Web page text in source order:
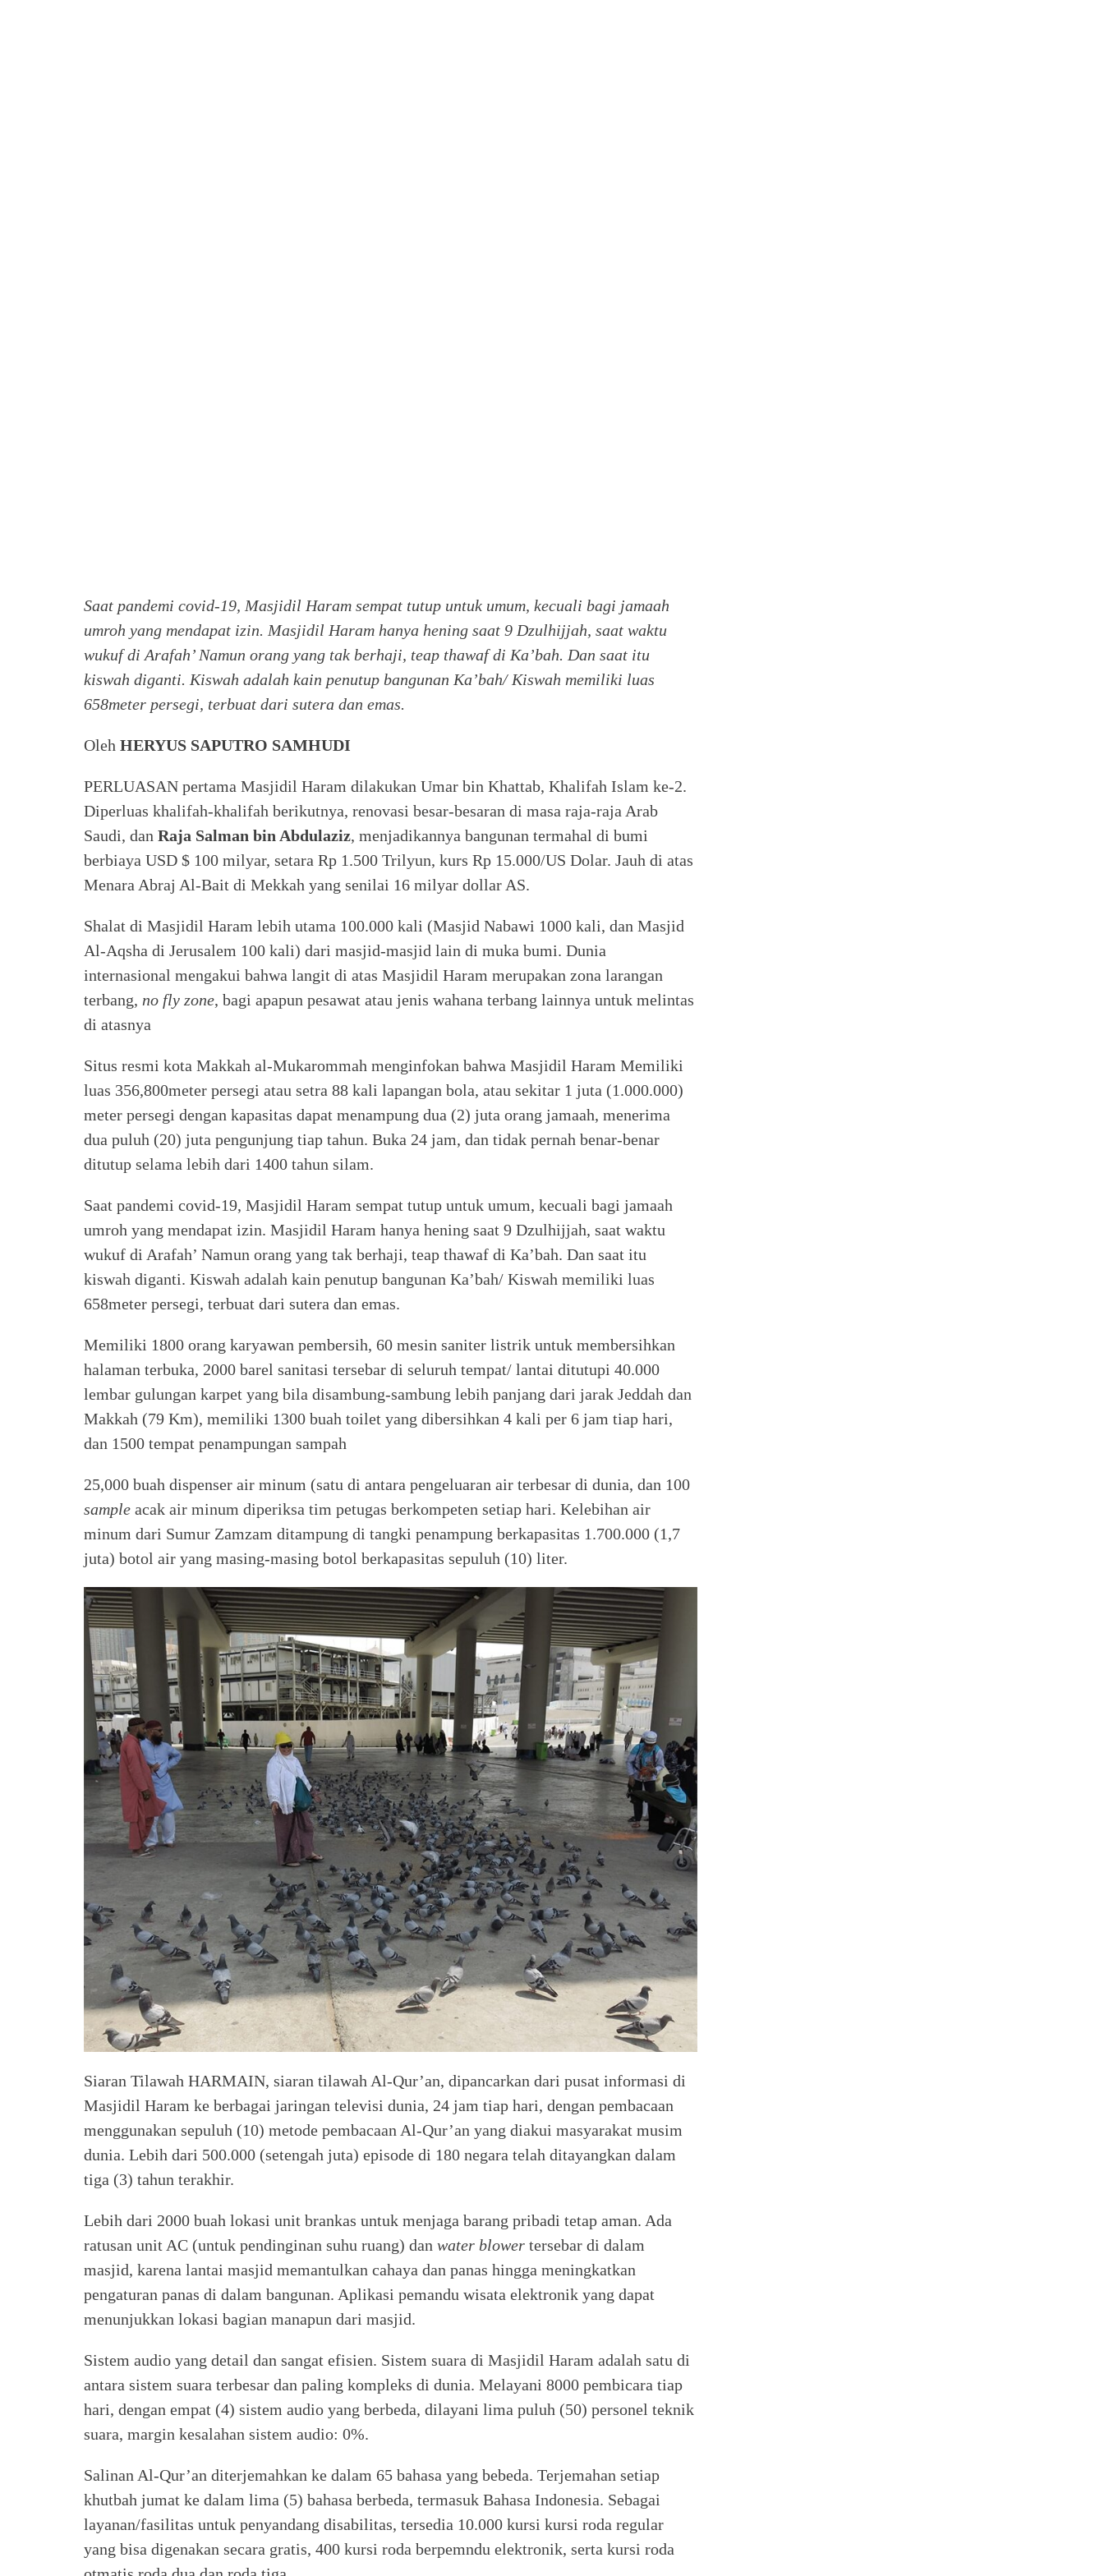
Saat pandemi covid-19, Masjidil Haram sempat tutup untuk umum, kecuali bagi jamaah
umroh yang mendapat izin. Masjidil Haram hanya hening saat 9 Dzulhijjah, saat waktu
wukuf di Arafah’ Namun orang yang tak berhaji, teap thawaf di Ka’bah. Dan saat itu
kiswah diganti. Kiswah adalah kain penutup bangunan Ka’bah/ Kiswah memiliki luas
658meter persegi, terbuat dari sutera dan emas.
Oleh HERYUS SAPUTRO SAMHUDI
PERLUASAN pertama Masjidil Haram dilakukan Umar bin Khattab, Khalifah Islam ke-2.
Diperluas khalifah-khalifah berikutnya, renovasi besar-besaran di masa raja-raja Arab
Saudi, dan Raja Salman bin Abdulaziz, menjadikannya bangunan termahal di bumi
berbiaya USD $ 100 milyar, setara Rp 1.500 Trilyun, kurs Rp 15.000/US Dolar. Jauh di atas
Menara Abraj Al-Bait di Mekkah yang senilai 16 milyar dollar AS.
Shalat di Masjidil Haram lebih utama 100.000 kali (Masjid Nabawi 1000 kali, dan Masjid
Al-Aqsha di Jerusalem 100 kali) dari masjid-masjid lain di muka bumi. Dunia
internasional mengakui bahwa langit di atas Masjidil Haram merupakan zona larangan
terbang, no fly zone, bagi apapun pesawat atau jenis wahana terbang lainnya untuk melintas
di atasnya
Situs resmi kota Makkah al-Mukarommah menginfokan bahwa Masjidil Haram Memiliki
luas 356,800meter persegi atau setra 88 kali lapangan bola, atau sekitar 1 juta (1.000.000)
meter persegi dengan kapasitas dapat menampung dua (2) juta orang jamaah, menerima
dua puluh (20) juta pengunjung tiap tahun. Buka 24 jam, dan tidak pernah benar-benar
ditutup selama lebih dari 1400 tahun silam.
Saat pandemi covid-19, Masjidil Haram sempat tutup untuk umum, kecuali bagi jamaah
umroh yang mendapat izin. Masjidil Haram hanya hening saat 9 Dzulhijjah, saat waktu
wukuf di Arafah’ Namun orang yang tak berhaji, teap thawaf di Ka’bah. Dan saat itu
kiswah diganti. Kiswah adalah kain penutup bangunan Ka’bah/ Kiswah memiliki luas
658meter persegi, terbuat dari sutera dan emas.
Memiliki 1800 orang karyawan pembersih, 60 mesin saniter listrik untuk membersihkan
halaman terbuka, 2000 barel sanitasi tersebar di seluruh tempat/ lantai ditutupi 40.000
lembar gulungan karpet yang bila disambung-sambung lebih panjang dari jarak Jeddah dan
Makkah (79 Km), memiliki 1300 buah toilet yang dibersihkan 4 kali per 6 jam tiap hari,
dan 1500 tempat penampungan sampah
25,000 buah dispenser air minum (satu di antara pengeluaran air terbesar di dunia, dan 100
sample acak air minum diperiksa tim petugas berkompeten setiap hari. Kelebihan air
minum dari Sumur Zamzam ditampung di tangki penampung berkapasitas 1.700.000 (1,7
juta) botol air yang masing-masing botol berkapasitas sepuluh (10) liter.
Siaran Tilawah HARMAIN, siaran tilawah Al-Qur’an, dipancarkan dari pusat informasi di
Masjidil Haram ke berbagai jaringan televisi dunia, 24 jam tiap hari, dengan pembacaan
menggunakan sepuluh (10) metode pembacaan Al-Qur’an yang diakui masyarakat musim
dunia. Lebih dari 500.000 (setengah juta) episode di 180 negara telah ditayangkan dalam
tiga (3) tahun terakhir.
Lebih dari 2000 buah lokasi unit brankas untuk menjaga barang pribadi tetap aman. Ada
ratusan unit AC (untuk pendinginan suhu ruang) dan water blower tersebar di dalam
masjid, karena lantai masjid memantulkan cahaya dan panas hingga meningkatkan
pengaturan panas di dalam bangunan. Aplikasi pemandu wisata elektronik yang dapat
menunjukkan lokasi bagian manapun dari masjid.
Sistem audio yang detail dan sangat efisien. Sistem suara di Masjidil Haram adalah satu di
antara sistem suara terbesar dan paling kompleks di dunia. Melayani 8000 pembicara tiap
hari, dengan empat (4) sistem audio yang berbeda, dilayani lima puluh (50) personel teknik
suara, margin kesalahan sistem audio: 0%.
Salinan Al-Qur’an diterjemahkan ke dalam 65 bahasa yang bebeda. Terjemahan setiap
khutbah jumat ke dalam lima (5) bahasa berbeda, termasuk Bahasa Indonesia. Sebagai
layanan/fasilitas untuk penyandang disabilitas, tersedia 10.000 kursi kursi roda regular
yang bisa digenakan secara gratis, 400 kursi roda berpemndu elektronik, serta kursi roda